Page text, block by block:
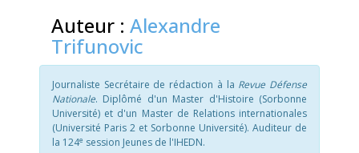
Auteur : Alexandre
Trifunovic
Journaliste Secrétaire de rédaction à la Revue Défense
Nationale. Diplômé d'un Master d'Histoire (Sorbonne
Université) et d'un Master de Relations internationales
(Université Paris 2 et Sorbonne Université). Auditeur de
la 124e session Jeunes de l'IHEDN.